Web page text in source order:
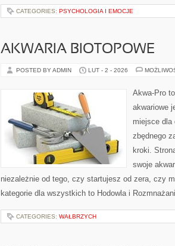
CATEGORIES: PSYCHOLOGIA I EMOCJE
AKWARIA BIOTOPOWE
POSTED BY ADMIN LUT - 2 - 2026
Akwa-Pro
akwariowe
miejsce dla
zbędnego
kroki.
swoje
niezależnie od tego, czy startujesz od zera, czy
kategorie dla wszystkich to Hodowla i
CATEGORIES: WAŁBRZYCH